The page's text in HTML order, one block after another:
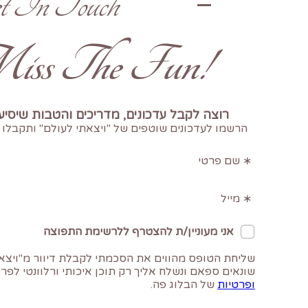
!Don't Miss The Fun